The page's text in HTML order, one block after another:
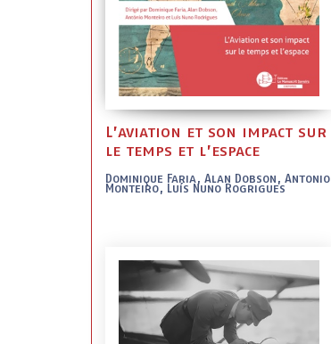
L’aviation et son impact sur
le temps et l’espace
Dominique Faria, Alan Dobson, Antonio
Monteiro, Luís Nuno Rogrigues